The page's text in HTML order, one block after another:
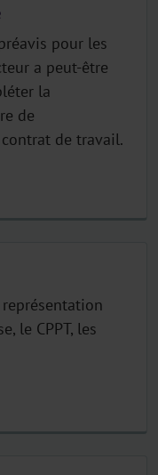
pour les
a peut-être
la
de
de travail.
le CPPT, les